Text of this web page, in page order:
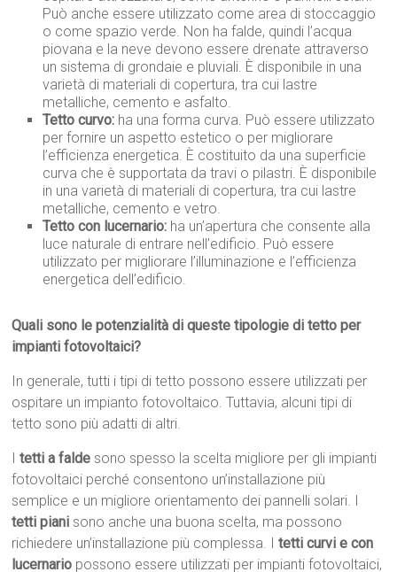
Può anche essere utilizzato come area di stoccaggio
o come spazio verde. Non ha falde, quindi l’acqua
piovana e la neve devono essere drenate attraverso
un sistema di grondaie e pluviali. È disponibile in una
varietà di materiali di copertura, tra cui lastre
metalliche, cemento e asfalto.
Tetto curvo: ha una forma curva. Può essere utilizzato
per fornire un aspetto estetico o per migliorare
l’efficienza energetica. È costituito da una superficie
curva che è supportata da travi o pilastri. È disponibile
in una varietà di materiali di copertura, tra cui lastre
metalliche, cemento e vetro.
Tetto con lucernario: ha un’apertura che consente alla
luce naturale di entrare nell’edificio. Può essere
utilizzato per migliorare l’illuminazione e l’efficienza
energetica dell’edificio.
Quali sono le potenzialità di queste tipologie di tetto per
impianti fotovoltaici?
In generale, tutti i tipi di tetto possono essere utilizzati per
ospitare un impianto fotovoltaico. Tuttavia, alcuni tipi di
tetto sono più adatti di altri.
Itetti a falde sono spesso la scelta migliore per gli impianti
fotovoltaici perché consentono un’installazione più
semplice e un migliore orientamento dei pannelli solari. I
tetti piani sono anche una buona scelta, ma possono
richiedere un’installazione più complessa. Itetti curvi e con
lucernario possono essere utilizzati per impianti fotovoltaici,